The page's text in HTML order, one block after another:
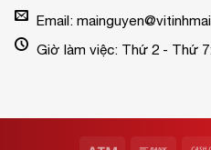
Email:
Giờ làm việc: Thứ 2 - Thứ